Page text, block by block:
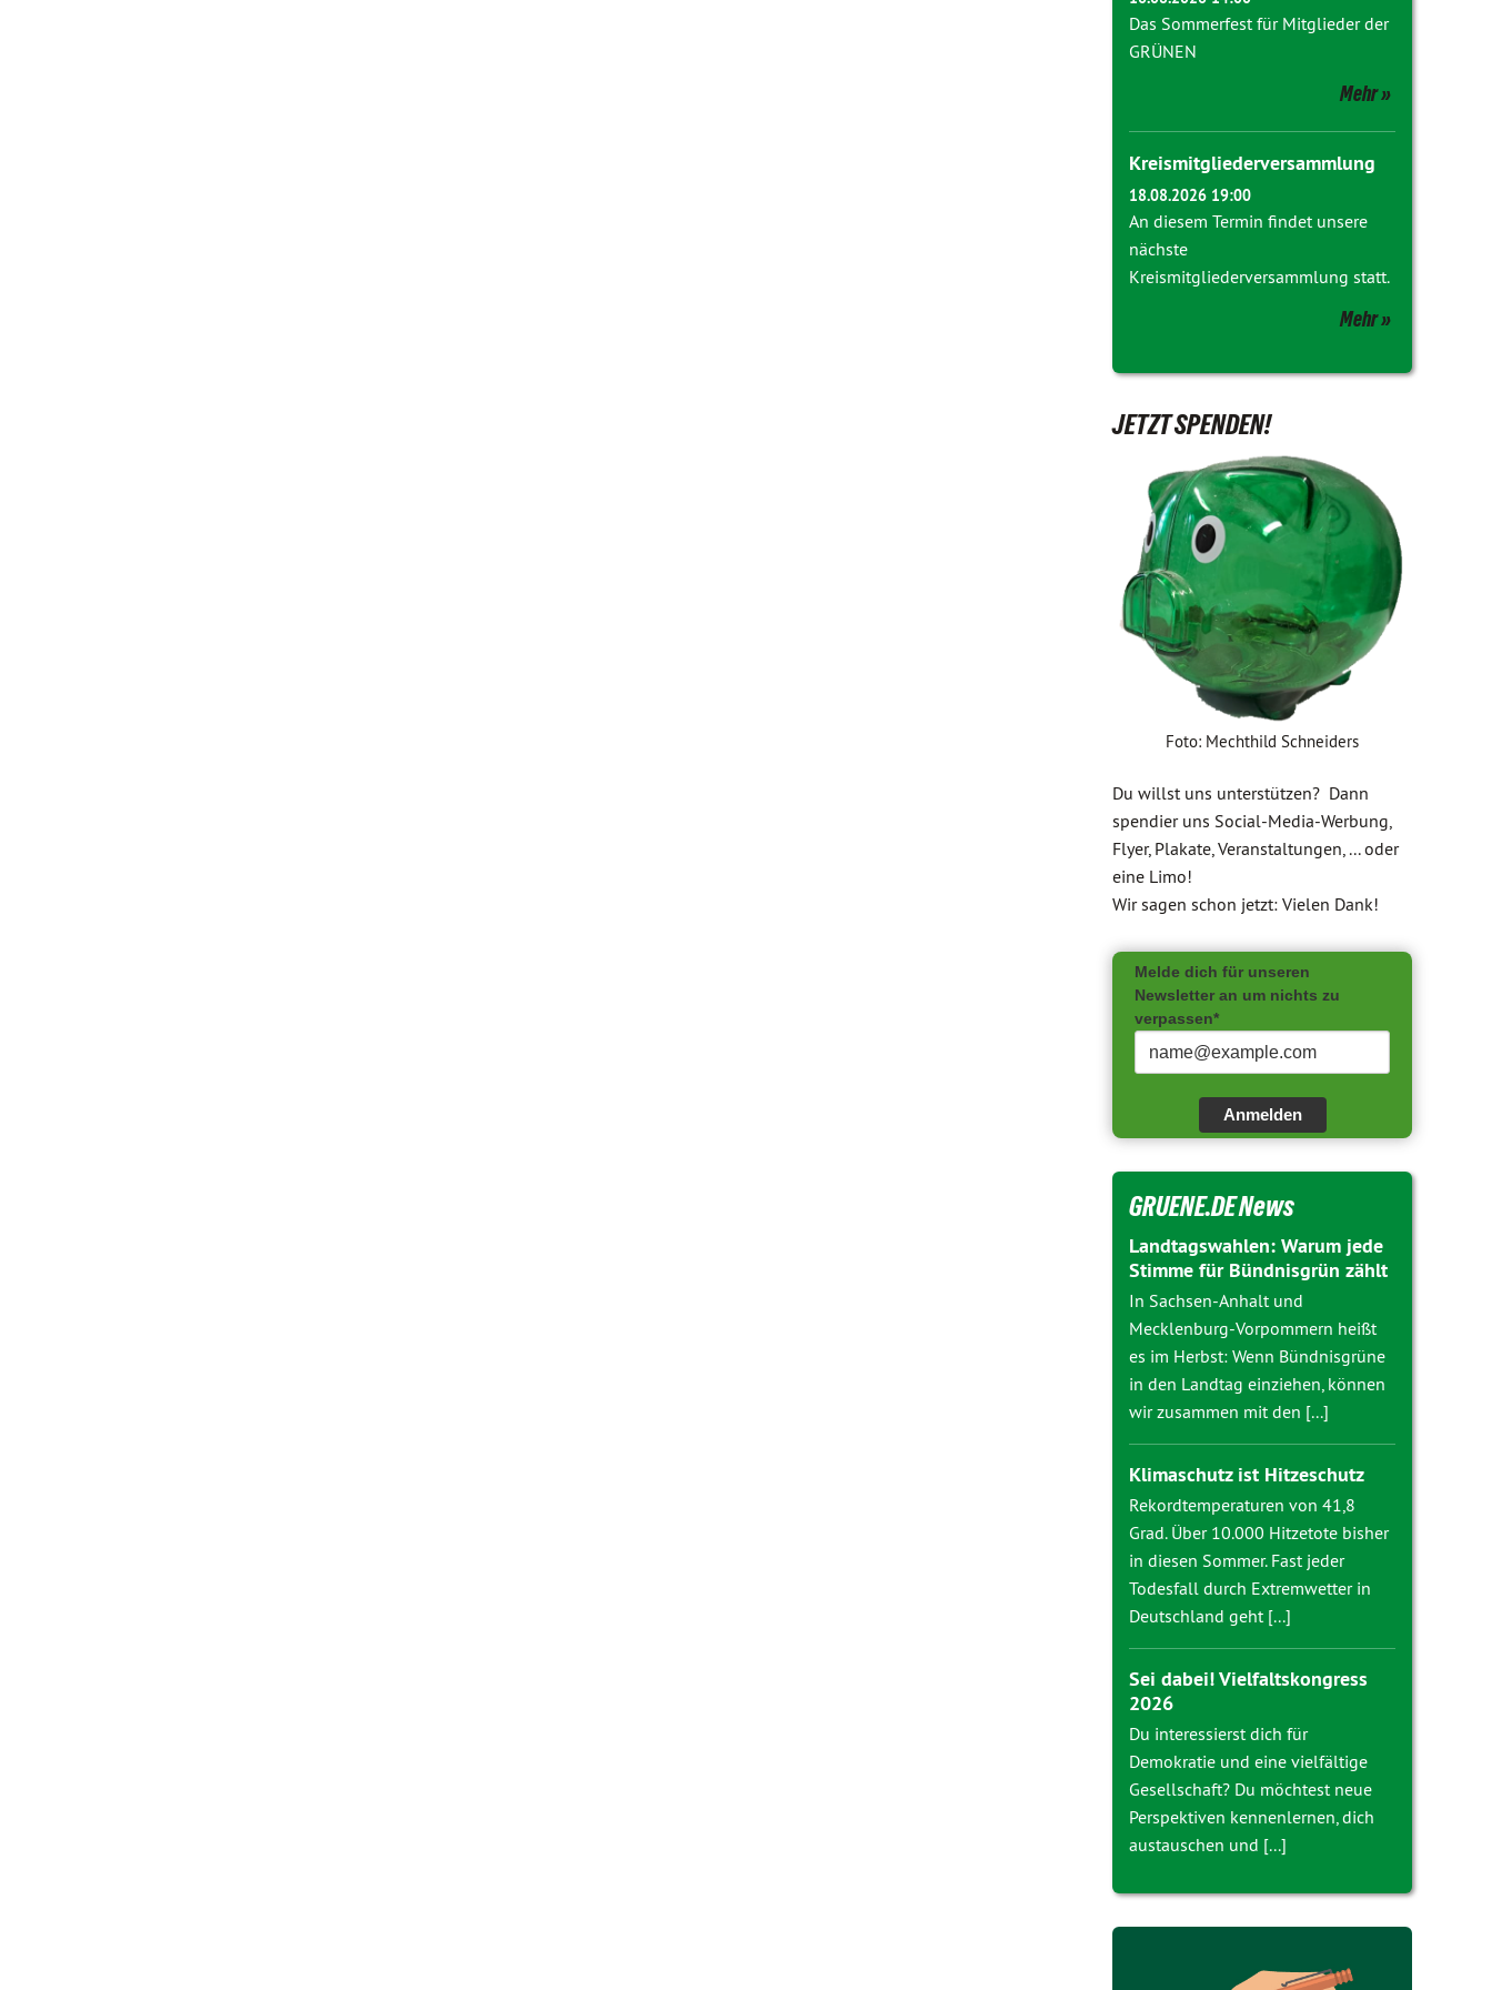
Das Sommerfest für Mitglieder der
GRÜNEN
Mehr
Kreismitgliederversammlung
18.08.2026 19:00
An diesem Termin findet unsere
nächste
Kreismitgliederversammlung statt.
Mehr
JETZT SPENDEN!
Foto: Mechthild Schneiders
Du willst uns unterstützen? Dann
spendier uns Social-Media-Werbung,
Flyer, Plakate, Veranstaltungen, ... oder
eine Limo!
Wir sagen schon jetzt: Vielen Dank!
Melde dich für unseren
Newsletter an um nichts zu
verpassen*
Anmelden
GRUENE.DE News
Landtagswahlen: Warum jede
Stimme für Bündnisgrün zählt
In Sachsen-Anhalt und
Mecklenburg-Vorpommern heißt
es im Herbst: Wenn Bündnisgrüne
in den Landtag einziehen, können
wir zusammen mit den [...]
Klimaschutz ist Hitzeschutz
Rekordtemperaturen von 41,8
Grad. Über 10.000 Hitzetote bisher
in diesen Sommer. Fast jeder
Todesfall durch Extremwetter in
Deutschland geht [...]
Sei dabei! Vielfaltskongress
2026
Du interessierst dich für
Demokratie und eine vielfältige
Gesellschaft? Du möchtest neue
Perspektiven kennenlernen, dich
austauschen und [...]